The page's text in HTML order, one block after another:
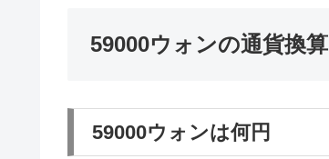
59000ウォンの通貨換算
59000ウォンは何円